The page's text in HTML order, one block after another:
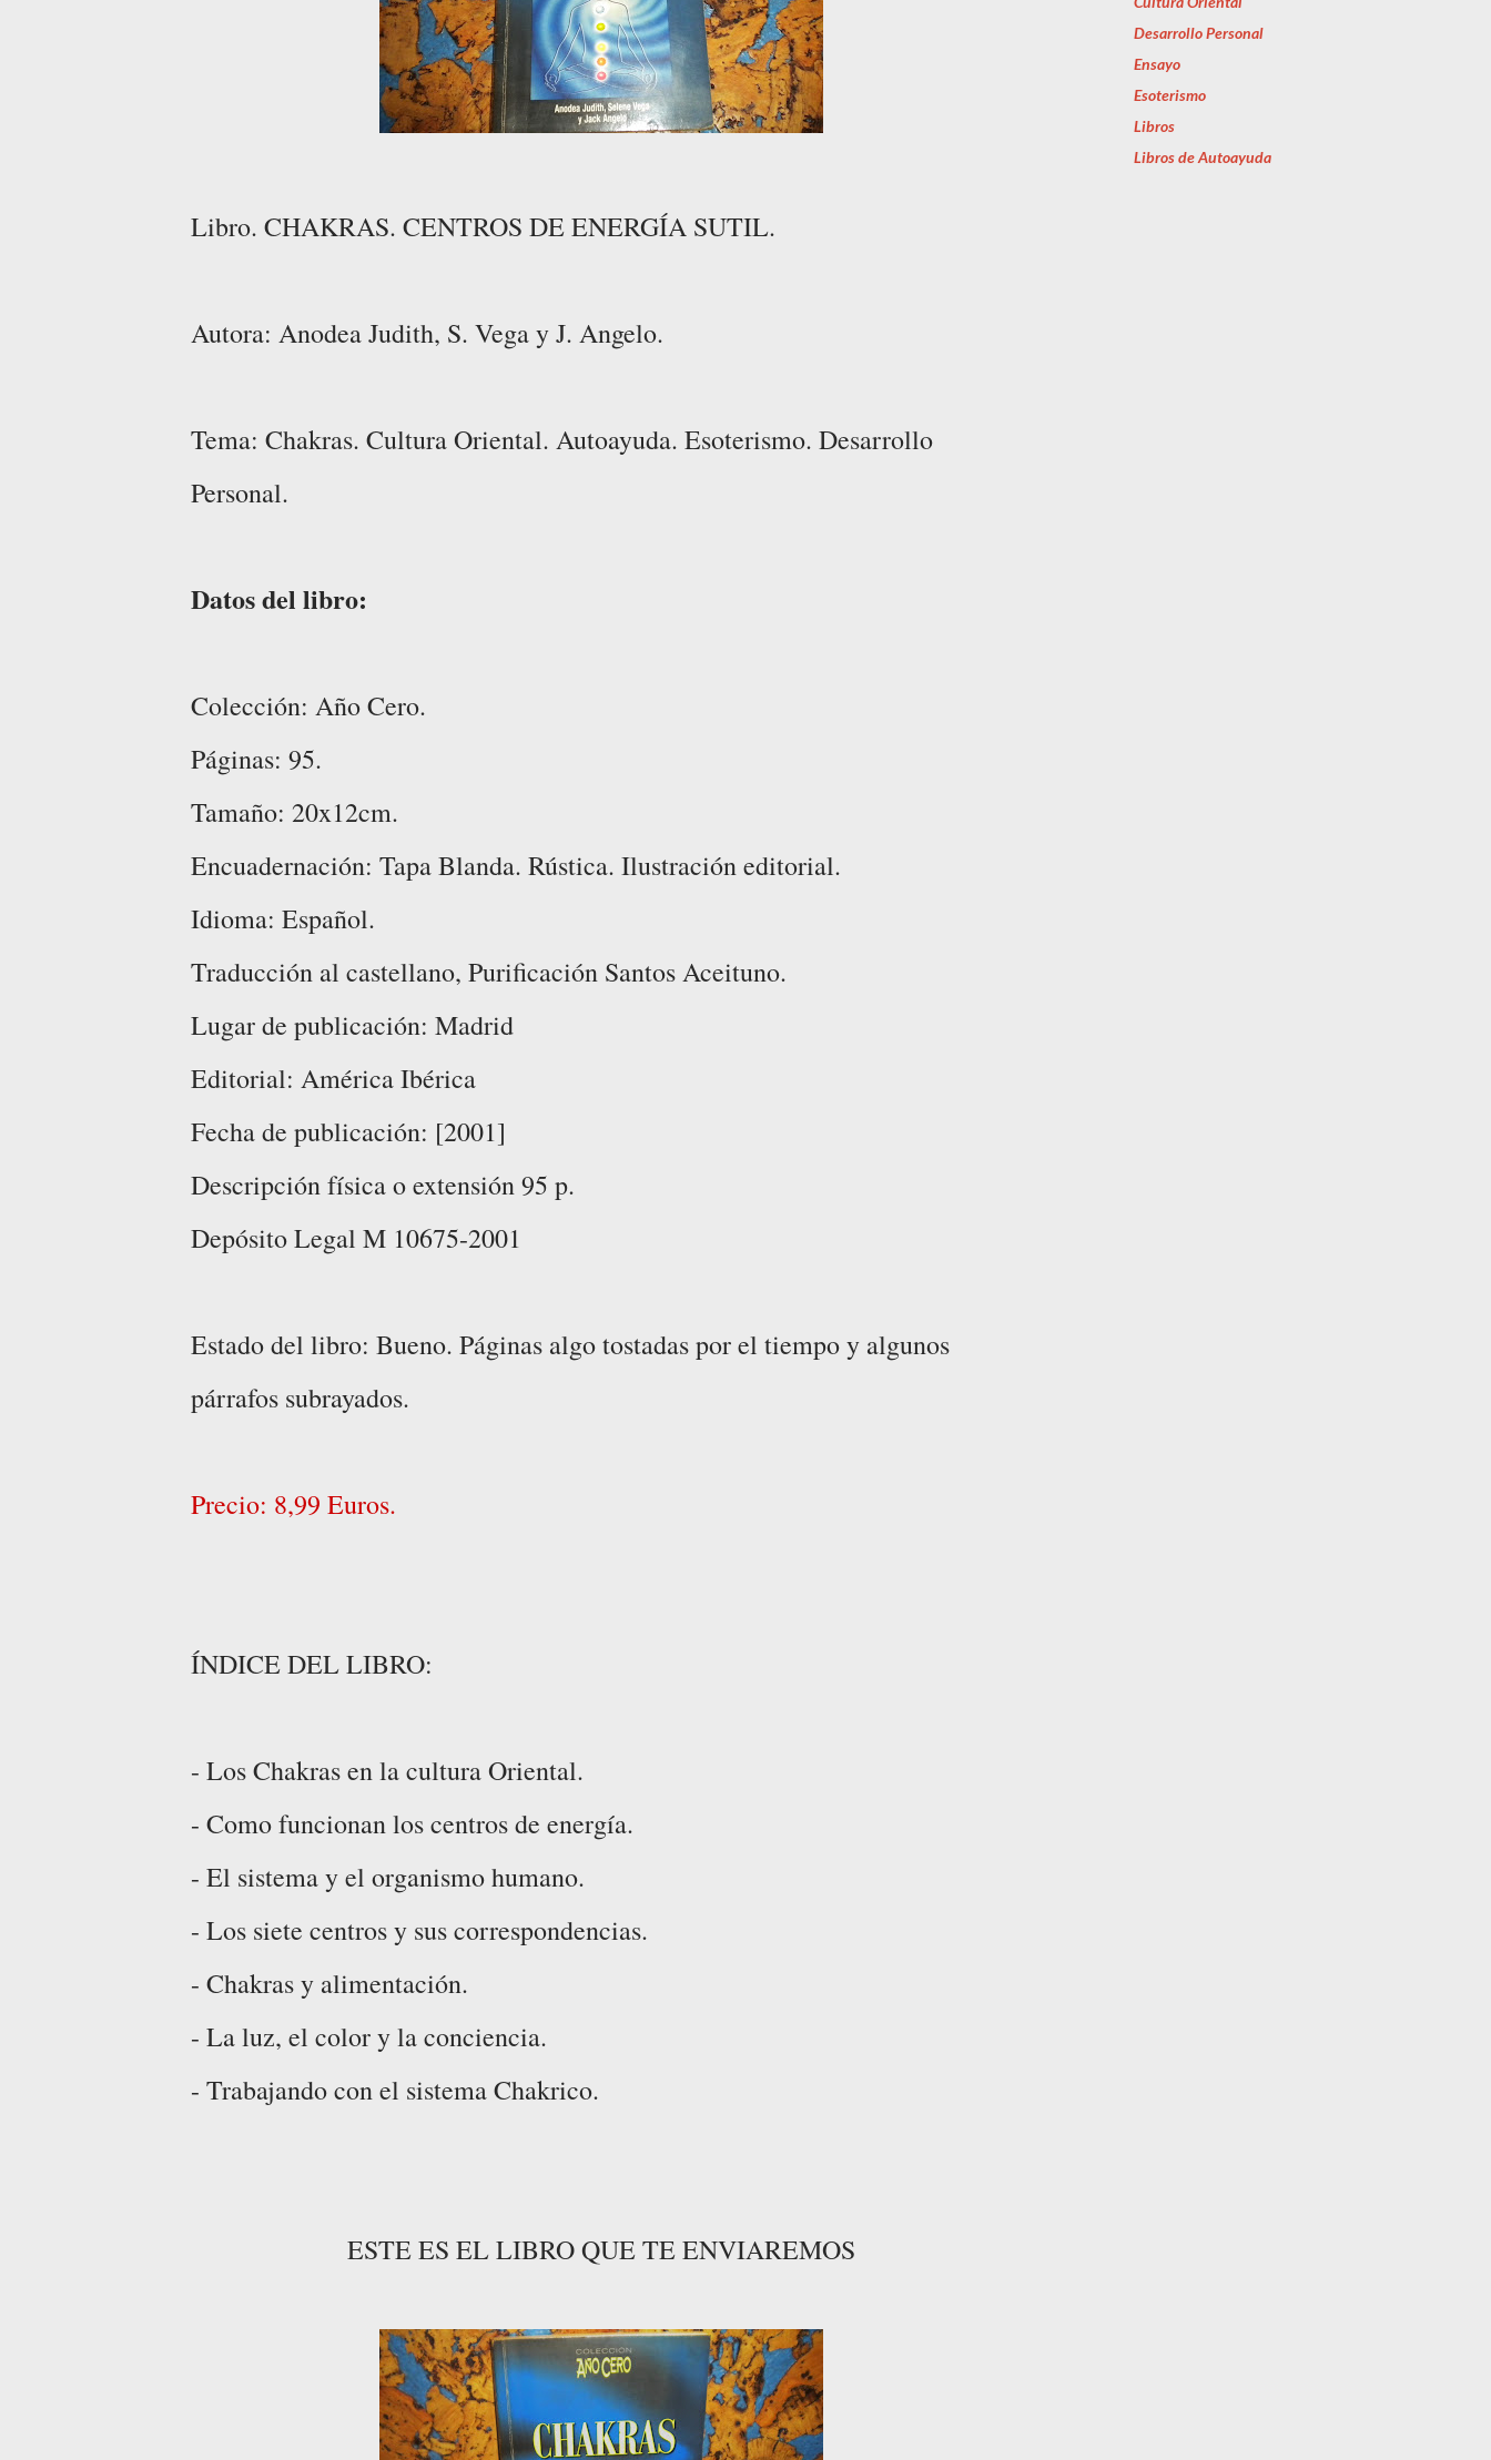
Libro. CHAKRAS. CENTROS DE ENERGÍA SUTIL.
Autora: Anodea Judith, S. Vega y J. Angelo.
Tema: Chakras. Cultura Oriental. Autoayuda. Esoterismo. Desarrollo
Personal.
Datos del libro:
Colección: Año Cero.
Páginas: 95.
Tamaño: 20x12cm.
Encuadernación: Tapa Blanda. Rústica. Ilustración editorial.
Idioma: Español.
Traducción al castellano, Purificación Santos Aceituno.
Lugar de publicación: Madrid
Editorial: América Ibérica
Fecha de publicación: [2001]
Descripción física o extensión 95 p.
Depósito Legal M 10675-2001
Estado del libro: Bueno. Páginas algo tostadas por el tiempo y algunos
párrafos subrayados.
Precio: 8,99 Euros.
ÍNDICE DEL LIBRO:
- Los Chakras en la cultura Oriental.
- Como funcionan los centros de energía.
- El sistema y el organismo humano.
- Los siete centros y sus correspondencias.
- Chakras y alimentación.
- La luz, el color y la conciencia.
- Trabajando con el sistema Chakrico.
ESTE ES EL LIBRO QUE TE ENVIAREMOS
Desarrollo Personal
Ensayo
Esoterismo
Libros
Libros de Autoayuda